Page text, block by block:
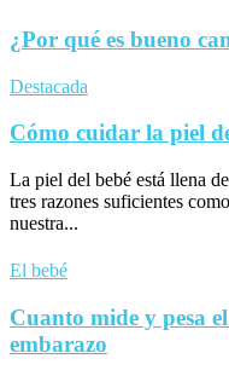
¿Por qué es bueno
Destacada
Cómo cuidar la piel
La piel del bebé está llena
tres razones suficientes
nuestra...
El bebé
Cuanto mide y pesa
embarazo